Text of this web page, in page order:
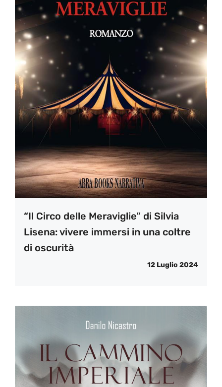
“Il Circo delle Meraviglie” di Silvia
Lisena: vivere immersi in una coltre
di oscurità
12 Luglio 2024